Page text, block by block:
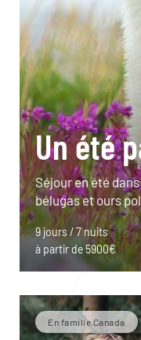
Un été
Séjour en été
bélugas et ours
9 jours / 7 nuits
à partir de 5900€
En famille Canada